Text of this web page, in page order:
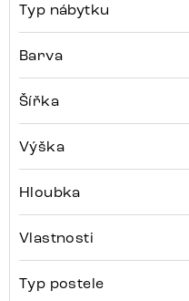
Typ nábytku
Barva
Šířka
Výška
Hloubka
Vlastnosti
Typ postele